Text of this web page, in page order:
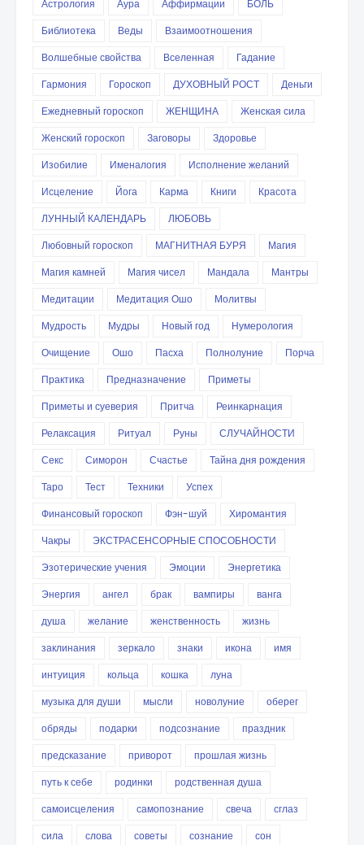
Астрология Аура Аффирмации
БОЛЬ
Библиотека
Веды
Взаимоотношения
Волшебные свойства
Вселенная
Гадание
Гармония
Гороскоп ДУХОВНЫЙ РОСТ
Деньги
Ежедневный гороскоп
ЖЕНЩИНА
Женская сила
Женский гороскоп
Заговоры
Здоровье
Изобилие
Именалогия
Исполнение желаний
Исцеление
Йога Карма Книги
Красота
ЛУННЫЙ КАЛЕНДАРЬ
ЛЮБОВЬ
Любовный гороскоп
МАГНИТНАЯ БУРЯ
Магия
Магия камней
Магия чисел Мандала
Мантры
Медитации
Медитация Ошо
Молитвы
Мудрость
Мудры Новый год
Нумерология
Очищение
Ошо Пасха Полнолуние
Порча
Практика
Предназначение
Приметы
Приметы и суеверия
Притча
Реинкарнация
Релаксация
Ритуал Руны
СЛУЧАЙНОСТИ
Секс
Симорон Счастье
Тайна дня рождения
Таро
Тест Техники
Успех
Финансовый гороскоп
Фэн-шуй
Хиромантия
Чакры
ЭКСТРАСЕНСОРНЫЕ СПОСОБНОСТИ
Эзотерические учения
Эмоции
Энергетика
Энергия
ангел брак вампиры
ванга
душа
желание женственность
жизнь
заклинания
зеркало знаки икона
имя
интуиция
кольца кошка
луна
музыка для души
мысли новолуние
оберег
обряды
подарки подсознание
праздник
предсказание
приворот
прошлая жизнь
путь к себе
родинки
родственная душа
самоисцеления
самопознание свеча
сглаз
сила
слова советы сознание
сон